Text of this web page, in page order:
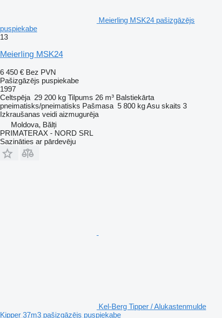
Meierling MSK24 pašizgāzējs
puspiekabe
13
Meierling MSK24
6 450 € Bez PVN
Pašizgāzējs puspiekabe
1997
Celtspēja 29 200 kg Tilpums 26 m³ Balstiekārta
pneimatisks/pneimatisks Pašmasa 5 800 kgAsu skaits 3
Izkraušanas veidi aizmugurēja
Moldova, Bălți
PRIMATERAX - NORD SRL
Sazināties ar pārdevēju
Kel-Berg Tipper / Alukastenmulde
Kipper 37m3 pašizgāzējs puspiekabe